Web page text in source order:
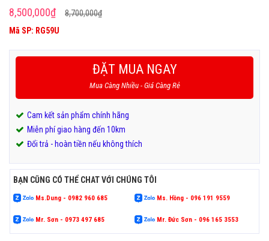
8,700,000₫Giá
8,700,000₫.
8,500,000₫
Giá
là:
8,500,000₫.
Mã SP: RG59U
ĐẶT MUA NGAY
Mua Càng Nhiều - Giá Càng Rẻ
Cam kết sản phẩm chính hãng
Miễn phí giao hàng đến 10km
Đổi trả - hoàn tiền nếu không thích
BẠN CŨNG CÓ THỂ CHAT VỚI CHÚNG TÔI
Ms.Dung - 0982 960 685 Ms. Hồng - 096 191 9559
Mr. Sơn - 0973 497 685 Mr. Đức Sơn - 096 165 3553